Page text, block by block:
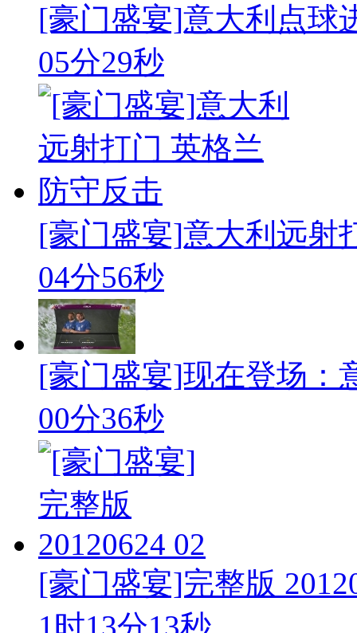
[豪门盛宴]意大利点球
05分29秒
[豪门盛宴]意大利远射
04分56秒
[豪门盛宴]现在登场：
00分36秒
[豪门盛宴]完整版
1时13分13秒